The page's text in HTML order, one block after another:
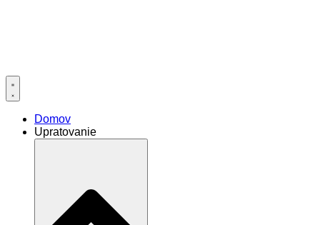
Domov
Upratovanie